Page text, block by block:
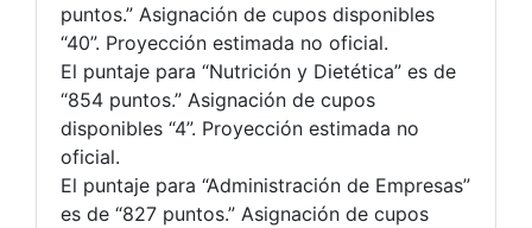
puntos.” Asignación de cupos disponibles
“40”. Proyección estimada no oficial.
El puntaje para “Nutrición y Dietética” es de
“854 puntos.” Asignación de cupos
disponibles “4”. Proyección estimada no
oficial.
El puntaje para “Administración de Empresas”
es de “827 puntos.” Asignación de cupos